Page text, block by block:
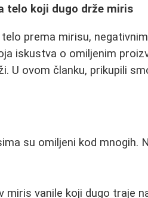
telo koji dugo drže miris
prema mirisu,
iskustva o omiljenim
U ovom članku, prikupili
su omiljeni kod mnogih.
miris vanile koji dugo traje